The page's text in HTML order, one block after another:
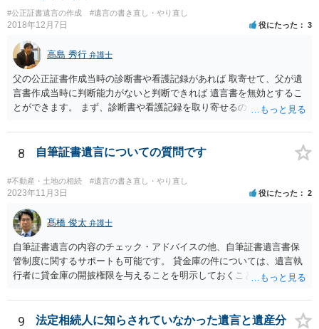
書」を作成するところ、１通だけの作成にとどめる理由が書かれてい
るものです。
#公正証書遺言の作成 #遺言の書き直し・やり直し
2018年12月7日 役にたった 3
高島 秀行 弁護士
父の公正証書作成当時の診断書や看護記録があれば 取寄せて、父が遺
言書作成当時に判断能力がないと判断できれば 遺言書を無効とするこ
とができます。 まず、診断書や看護記録を取り寄せるのが重要となり
いと思います。
8 自筆証書遺言についての質問です
#不動産・土地の相続 #遺言の書き直し・やり直し
2023年11月3日 役にたった 2
髙橋 俊太 弁護士
自筆証書遺言の内容のチェック・アドバイスの他、自筆証書遺言書保
管制度に関するサポートも可能です。 貸金庫の件については、遺言執
行者に貸金庫の開披権限を与えることを明示しておくことでクリアで
9
法定相続人に知らされていなかった遺言と遺産分